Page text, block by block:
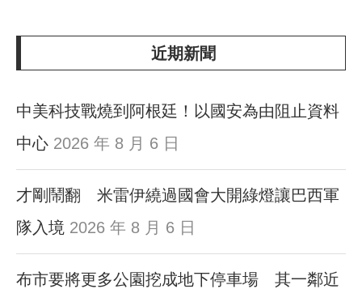
近期新聞
中美科技戰燒到阿根廷！以國安為由阻止資料
中心 2026 年 8 月 6 日
才剛鬧翻 米雷伊繞過國會大開綠燈讓巴西軍
隊入境 2026 年 8 月 6 日
布市要將更多公園挖成地下停車場 其一鄰近